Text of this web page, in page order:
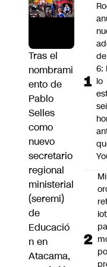
Tras el
nombrami
ento de
Pablo
Selles
como
nuevo
secretario
regional
ministerial
(seremi)
de
Educació
n en
Atacama,
6:
lo